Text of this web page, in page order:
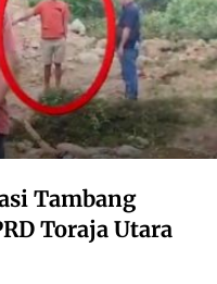
Tambang
Toraja Utara